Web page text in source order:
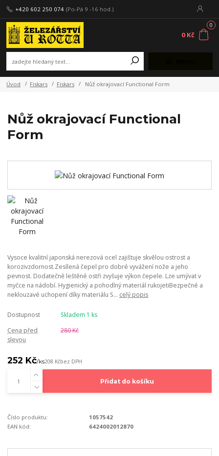
+420 602 250 074 (Po-Pá 9 -16 hod.)
0
0 Kč
Úvod Fiskars Fiskars Nůž okrajovací Functional Form
Nůž okrajovací Functional
Form
Vysoce kvalitní japonská nerezová ocel zajištuje skvělou ostrost a
korozivzdornost.Zesílená čepel pro dobré vyvážení nože a jeho
pevnost. Dodatečně leštěné ostři zvyšuje výkon čepele. Lze umývat v
myčce na nádobí. Hygienický a pohodlný materiál rukojetiBezpečné a
neklouzavé uchopení díky materiálu S... celý popis
Dostupnost
Skladem 1 ks
Cena před
slevou
280 Kč
252 Kč/ks208 Kčbez DPH
Přidat do košíku
Číslo produktu:
1057542
EAN kód:
6424002012870